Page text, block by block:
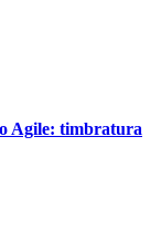
Agile: timbratura